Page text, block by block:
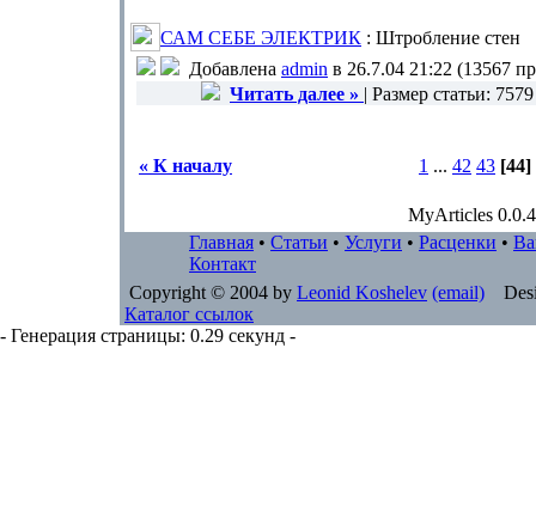
САМ СЕБЕ ЭЛЕКТРИК : Штробление стен
Добавлена admin в 26.7.04 21:22 (13567
Читать далее » | Размер статьи:
« К началу 1 ... 42 43 [44]
MyArticles
Главная • Статьи • Услуги • Расценки •
Контакт
Copyright © 2004 by Leonid Koshelev (email)
Каталог ссылок
- Генерация страницы: 0.29 секунд -